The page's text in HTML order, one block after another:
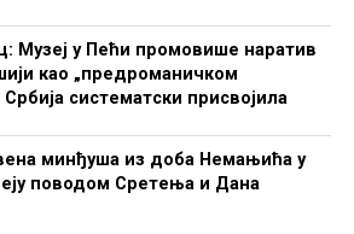
Музеј у Пећи промовише наратив
као „предроманичком
Србија систематски присвојила
минђуша из доба Немањића у
поводом Сретења и Дана